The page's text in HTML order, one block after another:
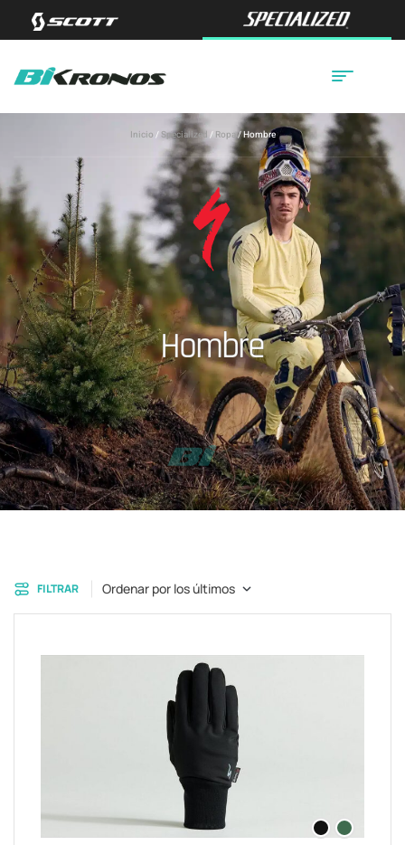
Inicio /Specialized / Ropa/ Hombre
Hombre
FILTRAR Ordenar por los últimos